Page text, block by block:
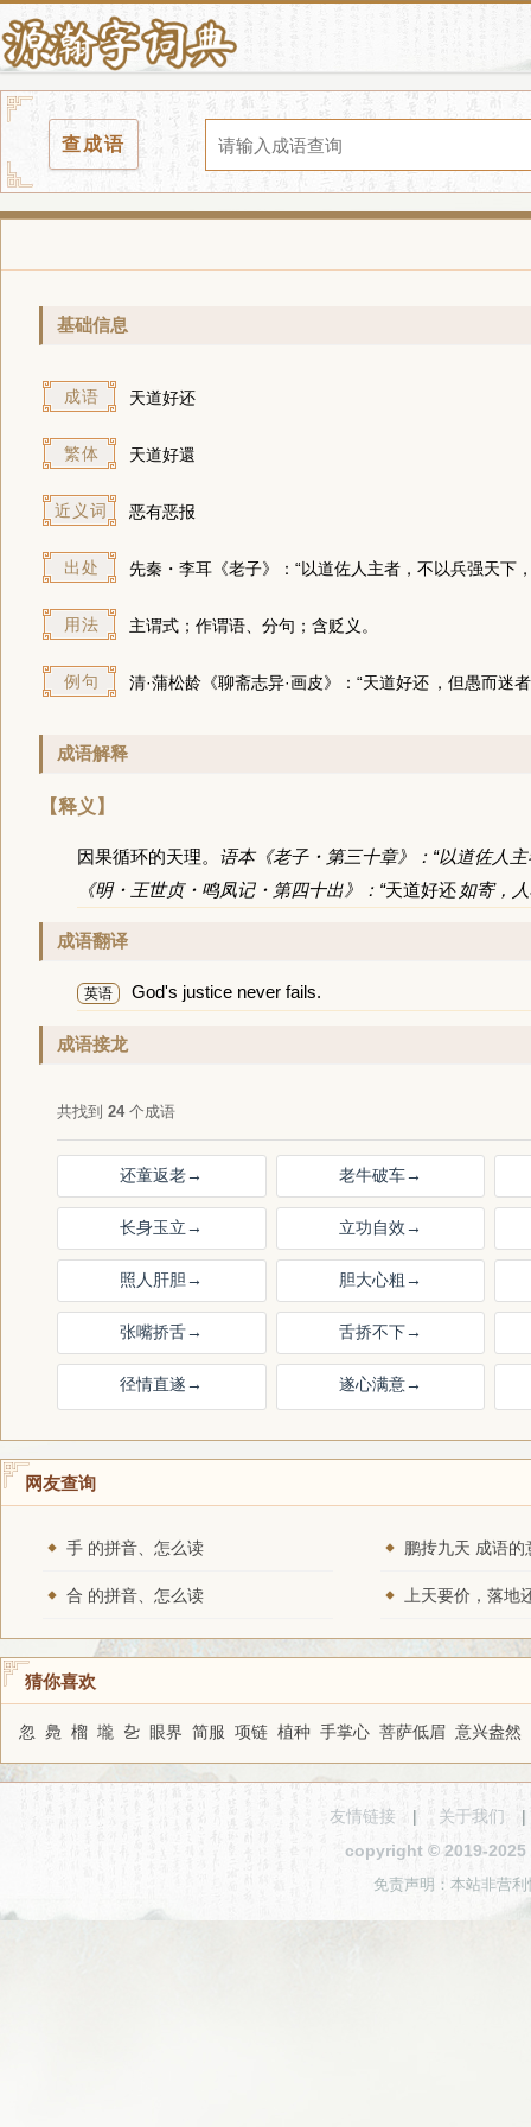
查成语
基础信息
成语 天道好还
繁体 天道好還
近义词 恶有恶报
出处 先秦・李耳《老子》：“以道佐人主者，不以兵强天下
用法 主谓式；作谓语、分句；含贬义。
例句 清·蒲松龄《聊斋志异·画皮》：“天道好还 ，但愚而迷
成语解释
【释义】
因果循环的天理。 语本《老子・第三十章》：“以道佐人
《明・王世贞・鸣凤记・第四十出》：“天道好还 如寄，
成语翻译
英语 God's justice never fails.
成语接龙
共找到 24个成语
还童返老→ 老牛破车→
长身玉立→ 立功自效→
照人肝胆→ 胆大心粗 →
张嘴挢舌→ 舌挢不下→
径情直遂→ 遂心满意→
网友查询
手 的拼音、怎么读 鹏抟九天 成语的
合 的拼音、怎么读
猜你喜欢
忽 䳃 榴 壠 㐇 眼界 简服 项链 植种 手掌心 菩萨低眉 意兴盎然
友情链接 | 关于我们
copyright © 2019-2025
免责声明：本站非营